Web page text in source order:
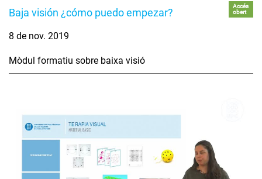
Baja visión ¿cómo puedo empezar?
Accés
obert
8 de nov. 2019
Mòdul formatiu sobre baixa visió